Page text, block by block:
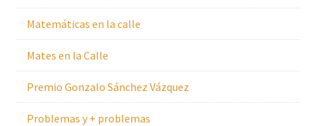
Matemáticas en la calle
Mates en la Calle
Premio Gonzalo Sánchez Vázquez
Problemas y + problemas